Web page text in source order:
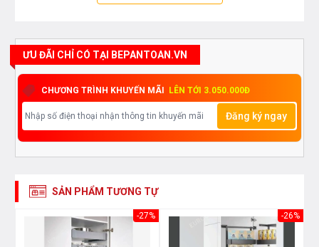
ƯU ĐÃI CHỈ CÓ TẠI BEPANTOAN.VN
CHƯƠNG TRÌNH KHUYẾN MÃI LÊN TỚI 3.050.000Đ
Đăng ký ngay
SẢN PHẨM TƯƠNG TỰ
-27% -26%